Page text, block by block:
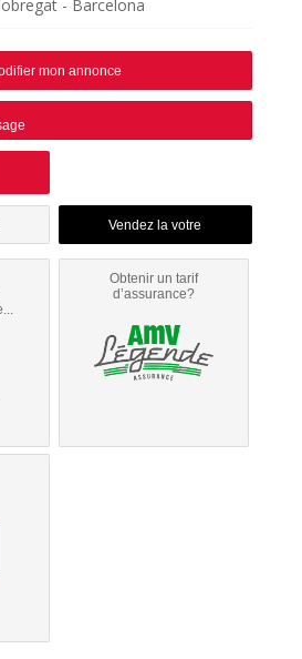
- Barcelona
mon annonce
Obtenir un tarif
d’assurance?